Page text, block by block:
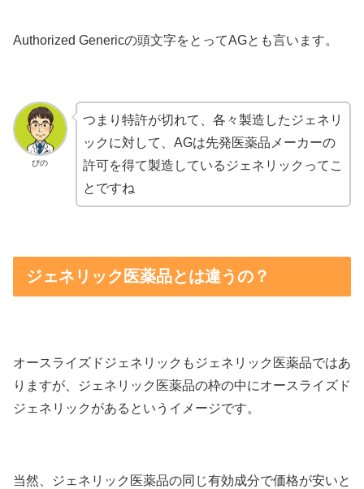
Authorized Genericの頭文字をとってAGとも言います。
ぴの
つまり特許が切れて、各々製造したジェネリ
ックに対して、AGは先発医薬品メーカーの
許可を得て製造しているジェネリックってこ
とですね
ジェネリック医薬品とは違うの？
オースライズドジェネリックもジェネリック医薬品ではあ
りますが、ジェネリック医薬品の枠の中にオースライズド
ジェネリックがあるというイメージです。
当然、ジェネリック医薬品の同じ有効成分で価格が安いと